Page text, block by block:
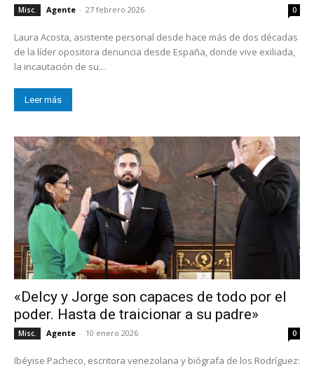
Misc. Agente - 27 febrero 2026 0
Laura Acosta, asistente personal desde hace más de dos décadas
de la líder opositora denuncia desde España, donde vive exiliada,
la incautación de su...
Leer más
«Delcy y Jorge son capaces de todo por el
poder. Hasta de traicionar a su padre»
Misc. Agente - 10 enero 2026 0
Ibéyise Pacheco, escritora venezolana y biógrafa de los Rodríguez: